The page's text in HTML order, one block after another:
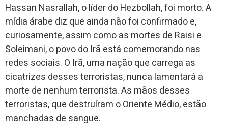
Hassan Nasrallah, o líder do Hezbollah, foi morto. A
mídia árabe diz que ainda não foi confirmado e,
curiosamente, assim como as mortes de Raisi e
Soleimani, o povo do Irã está comemorando nas
redes sociais. O Irã, uma nação que carrega as
cicatrizes desses terroristas, nunca lamentará a
morte de nenhum terrorista. As mãos desses
terroristas, que destruíram o Oriente Médio, estão
manchadas de sangue.